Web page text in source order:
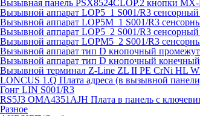
Вызывная панель PSX8524CLOP.2 кнопки MX-
Вызывной аппарат LOP5_1 S001/R3
Вызывной аппарат LOP5M_1 S001/R3
Вызывной аппарат LOP5_2 S001/R3
Вызывной аппарат LOPM5_2 S001/R3
Вызывной аппарат тип D кнопочный
Вызывной аппарат тип D кнопочный
Вызывной терминал Z-Line ZL II PE CrNi HL
LONCUS 1.Q Плата адреса (в вызывной
Гонг LIN S001/R3
RS5J3 OMA4351AJH Плата в панель с
Разное